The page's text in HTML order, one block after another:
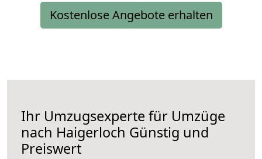
Kostenlose Angebote erhalten
Ihr Umzugsexperte für Umzüge
nach Haigerloch Günstig und
Preiswert